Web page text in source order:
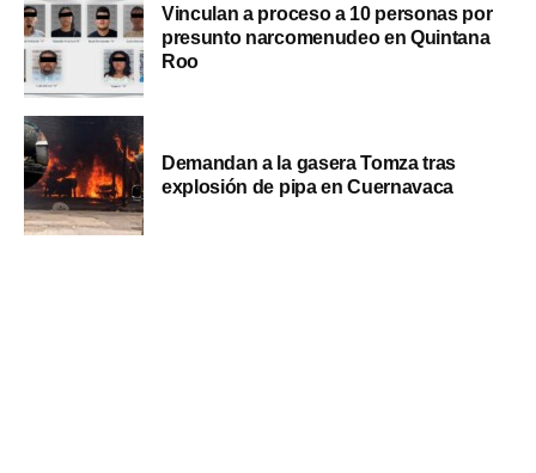
Vinculan a proceso a 10 personas por
presunto narcomenudeo en Quintana
Roo
Demandan a la gasera Tomza tras
explosión de pipa en Cuernavaca